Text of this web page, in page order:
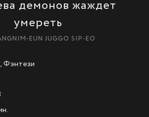
демонов жаждет
умереть
EUN JUGGO SIP-EO
Фэнтези